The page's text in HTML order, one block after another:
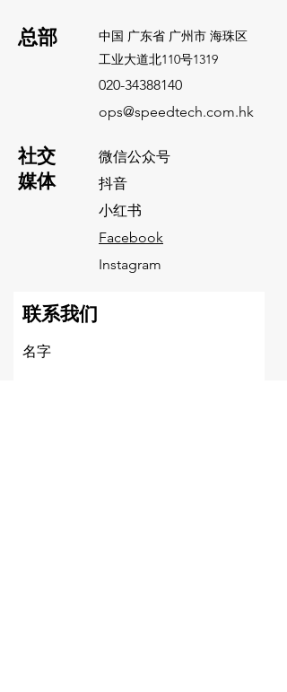
总部
中国 广东省 广州市 海珠区
​工业大道北110号1319
​社交
媒体
微信公众号
抖音
小红书
Facebook
Instagram
联系我们
名字
020-34388140
ops@speedtech.com.hk